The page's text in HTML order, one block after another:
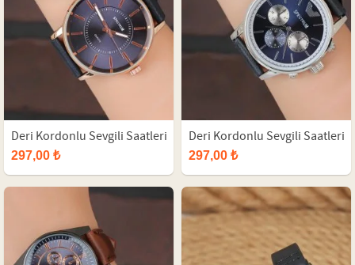
Deri Kordonlu Sevgili Saatleri
297,00 ₺
Deri Kordonlu Sevgili Saatleri
297,00 ₺